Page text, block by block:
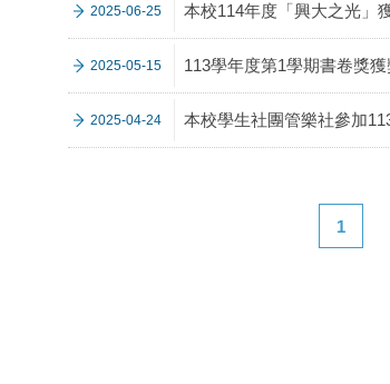
2025-06-25 本校114年度「興大之光」
2025-05-15 113學年度第1學期書卷獎
2025-04-24 本校學生社團管樂社參加
1